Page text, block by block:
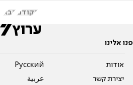
הקודם הבא
פנו אלינו
אודות
יצירת קשר
Pусский
عربية